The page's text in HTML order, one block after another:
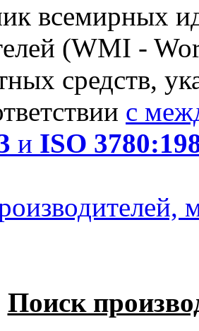
всемирных
(WMI -
средств,
с
и ISO
Поиск